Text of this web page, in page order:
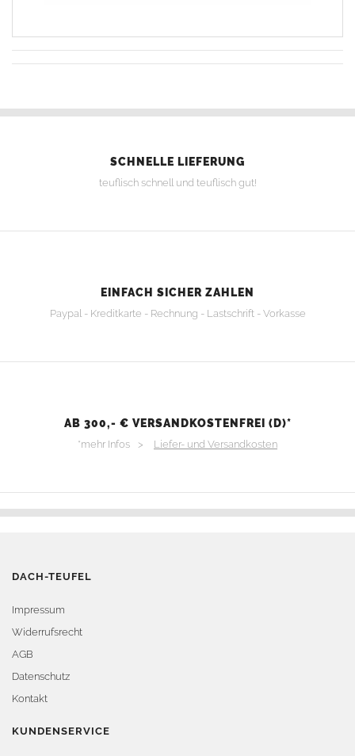
SCHNELLE LIEFERUNG
teuflisch schnell und teuflisch gut!
EINFACH SICHER ZAHLEN
Paypal - Kreditkarte - Rechnung - Lastschrift - Vorkasse
AB 300,- € VERSANDKOSTENFREI (D)*
*mehr Infos > Liefer- und Versandkosten
DACH-TEUFEL
Impressum
Widerrufsrecht
AGB
Datenschutz
Kontakt
KUNDENSERVICE